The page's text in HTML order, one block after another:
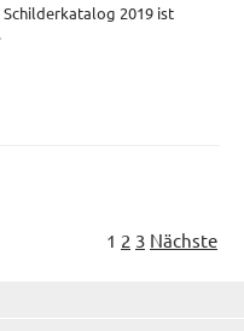
Schilderkatalog 2019 ist
1 2 3 Nächste